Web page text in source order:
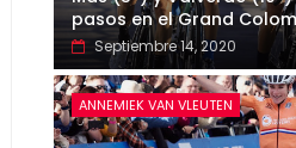
pasos en el Grand
Septiembre 14, 2020
ANNEMIEK VAN VLEUTEN